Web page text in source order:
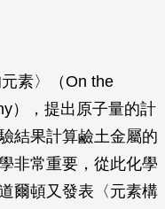
素〉（On the
），提出原子量的計
結果計算鹼土金屬的
非常重要，從此化學
爾頓又發表〈元素構